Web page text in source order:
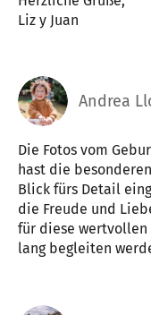
Liz y Juan
Andrea
Die Fotos vom
hast die
Blick fürs Detail
die Freude und
für diese wertvollen
lang begleiten